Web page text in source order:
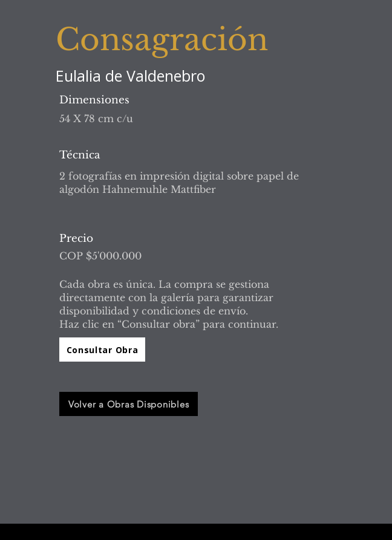
Consagración
Eulalia de Valdenebro
Dimensiones
54 X 78 cm c/u
Técnica
2 fotografías en impresión digital sobre papel de
algodón Hahnemuhle Mattfiber
Precio
COP $5'000.000
Cada obra es única. La compra se gestiona
directamente con la galería para garantizar
disponibilidad y condiciones de envío.
Haz clic en “Consultar obra” para continuar.
Consultar Obra
Volver a Obras Disponibles